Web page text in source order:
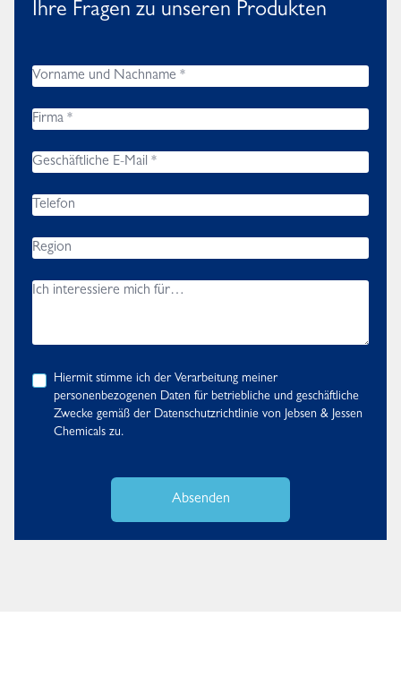
Ihre Fragen zu unseren Produkten
Hiermit stimme ich der Verarbeitung meiner
personenbezogenen Daten für betriebliche und geschäftliche
Zwecke gemäß der Datenschutzrichtlinie von Jebsen & Jessen
Chemicals zu.
Absenden